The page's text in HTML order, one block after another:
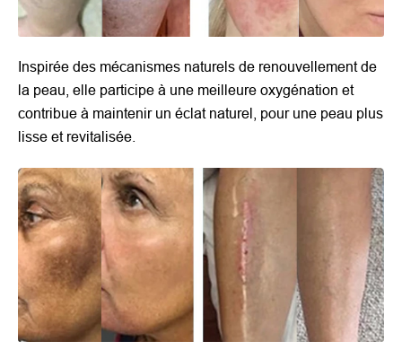
Inspirée des mécanismes naturels de renouvellement de
la peau, elle participe à une meilleure oxygénation et
contribue à maintenir un éclat naturel, pour une peau plus
lisse et revitalisée.